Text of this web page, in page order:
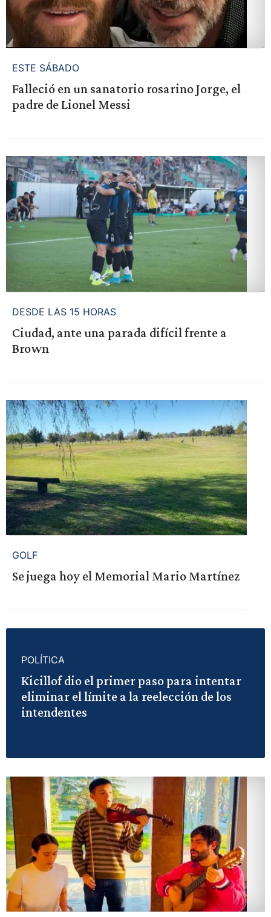
ESTE SÁBADO
Falleció en un sanatorio rosarino Jorge, el
padre de Lionel Messi
DESDE LAS 15 HORAS
Ciudad, ante una parada difícil frente a
Brown
GOLF
Se juega hoy el Memorial Mario Martínez
POLÍTICA
Kicillof dio el primer paso para intentar
eliminar el límite a la reelección de los
intendentes